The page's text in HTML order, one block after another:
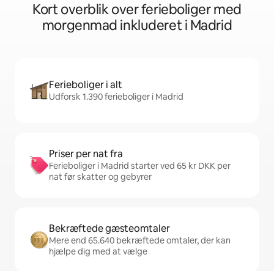
Kort overblik over ferieboliger med
morgenmad inkluderet i Madrid
Ferieboliger i alt
Udforsk 1.390 ferieboliger i Madrid
Priser per nat fra
Ferieboliger i Madrid starter ved 65 kr DKK per
nat før skatter og gebyrer
Bekræftede gæsteomtaler
Mere end 65.640 bekræftede omtaler, der kan
hjælpe dig med at vælge